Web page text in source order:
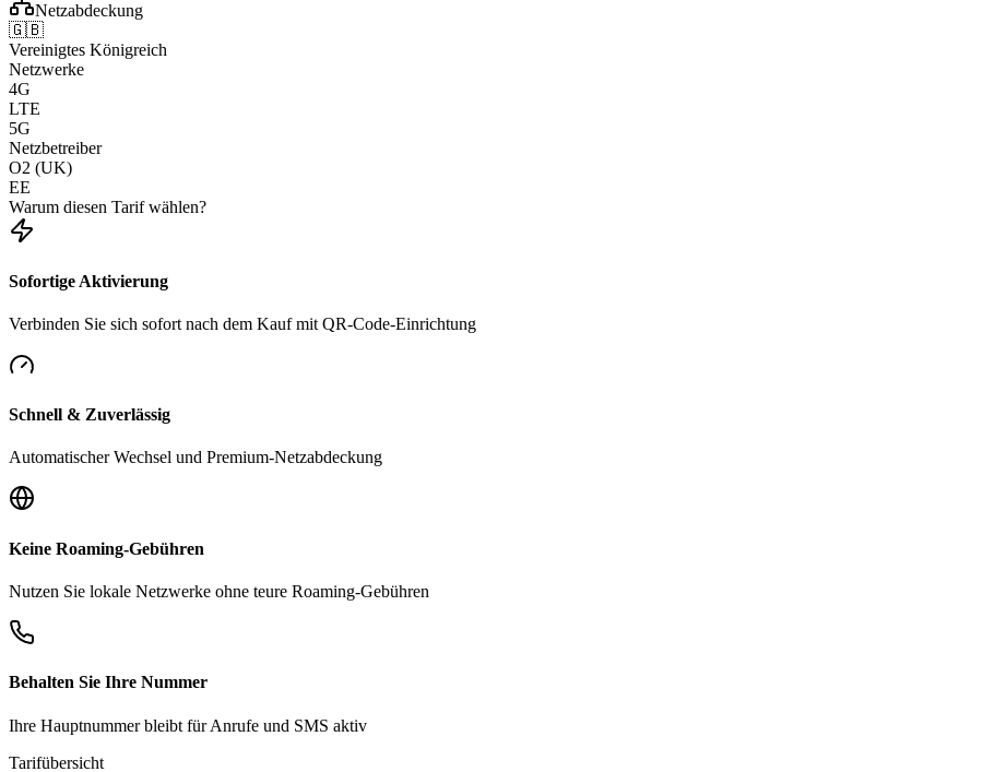
Netzabdeckung
🇬🇧
Vereinigtes Königreich
Netzwerke
4G
LTE
5G
Netzbetreiber
O2 (UK)
EE
Warum diesen Tarif wählen?
Sofortige Aktivierung
Verbinden Sie sich sofort nach dem Kauf mit QR-Code-Einrichtung
Schnell & Zuverlässig
Automatischer Wechsel und Premium-Netzabdeckung
Keine Roaming-Gebühren
Nutzen Sie lokale Netzwerke ohne teure Roaming-Gebühren
Behalten Sie Ihre Nummer
Ihre Hauptnummer bleibt für Anrufe und SMS aktiv
Tarifübersicht